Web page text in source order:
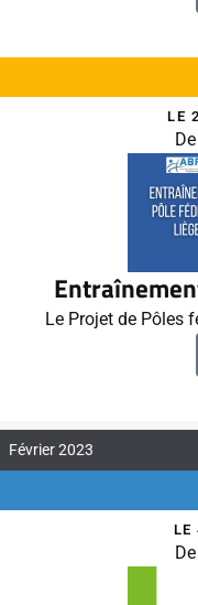
LE
Le Projet de Pôles
Février 2023
LE